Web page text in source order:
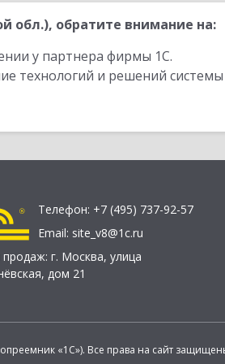
обл.), обратите внимание на:
у партнера фирмы 1С.
технологий и решений
Телефон: +7 (495) 737-92-57
Email: site_v8@1c.ru
г. Москва, улица
дом 21
«1С»). Все права на сайт